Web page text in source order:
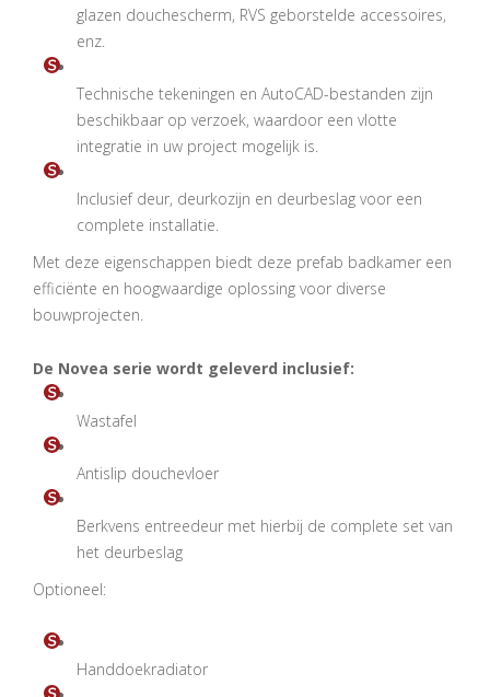
glazen douchescherm, RVS geborstelde accessoires,
enz.
Technische tekeningen en AutoCAD-bestanden zijn
beschikbaar op verzoek, waardoor een vlotte
integratie in uw project mogelijk is.
Inclusief deur, deurkozijn en deurbeslag voor een
complete installatie.
Met deze eigenschappen biedt deze prefab badkamer een
efficiënte en hoogwaardige oplossing voor diverse
bouwprojecten.
De Novea serie wordt geleverd inclusief:
Wastafel
Antislip douchevloer
Berkvens entreedeur met hierbij de complete set van
het deurbeslag
Optioneel:
Handdoekradiator